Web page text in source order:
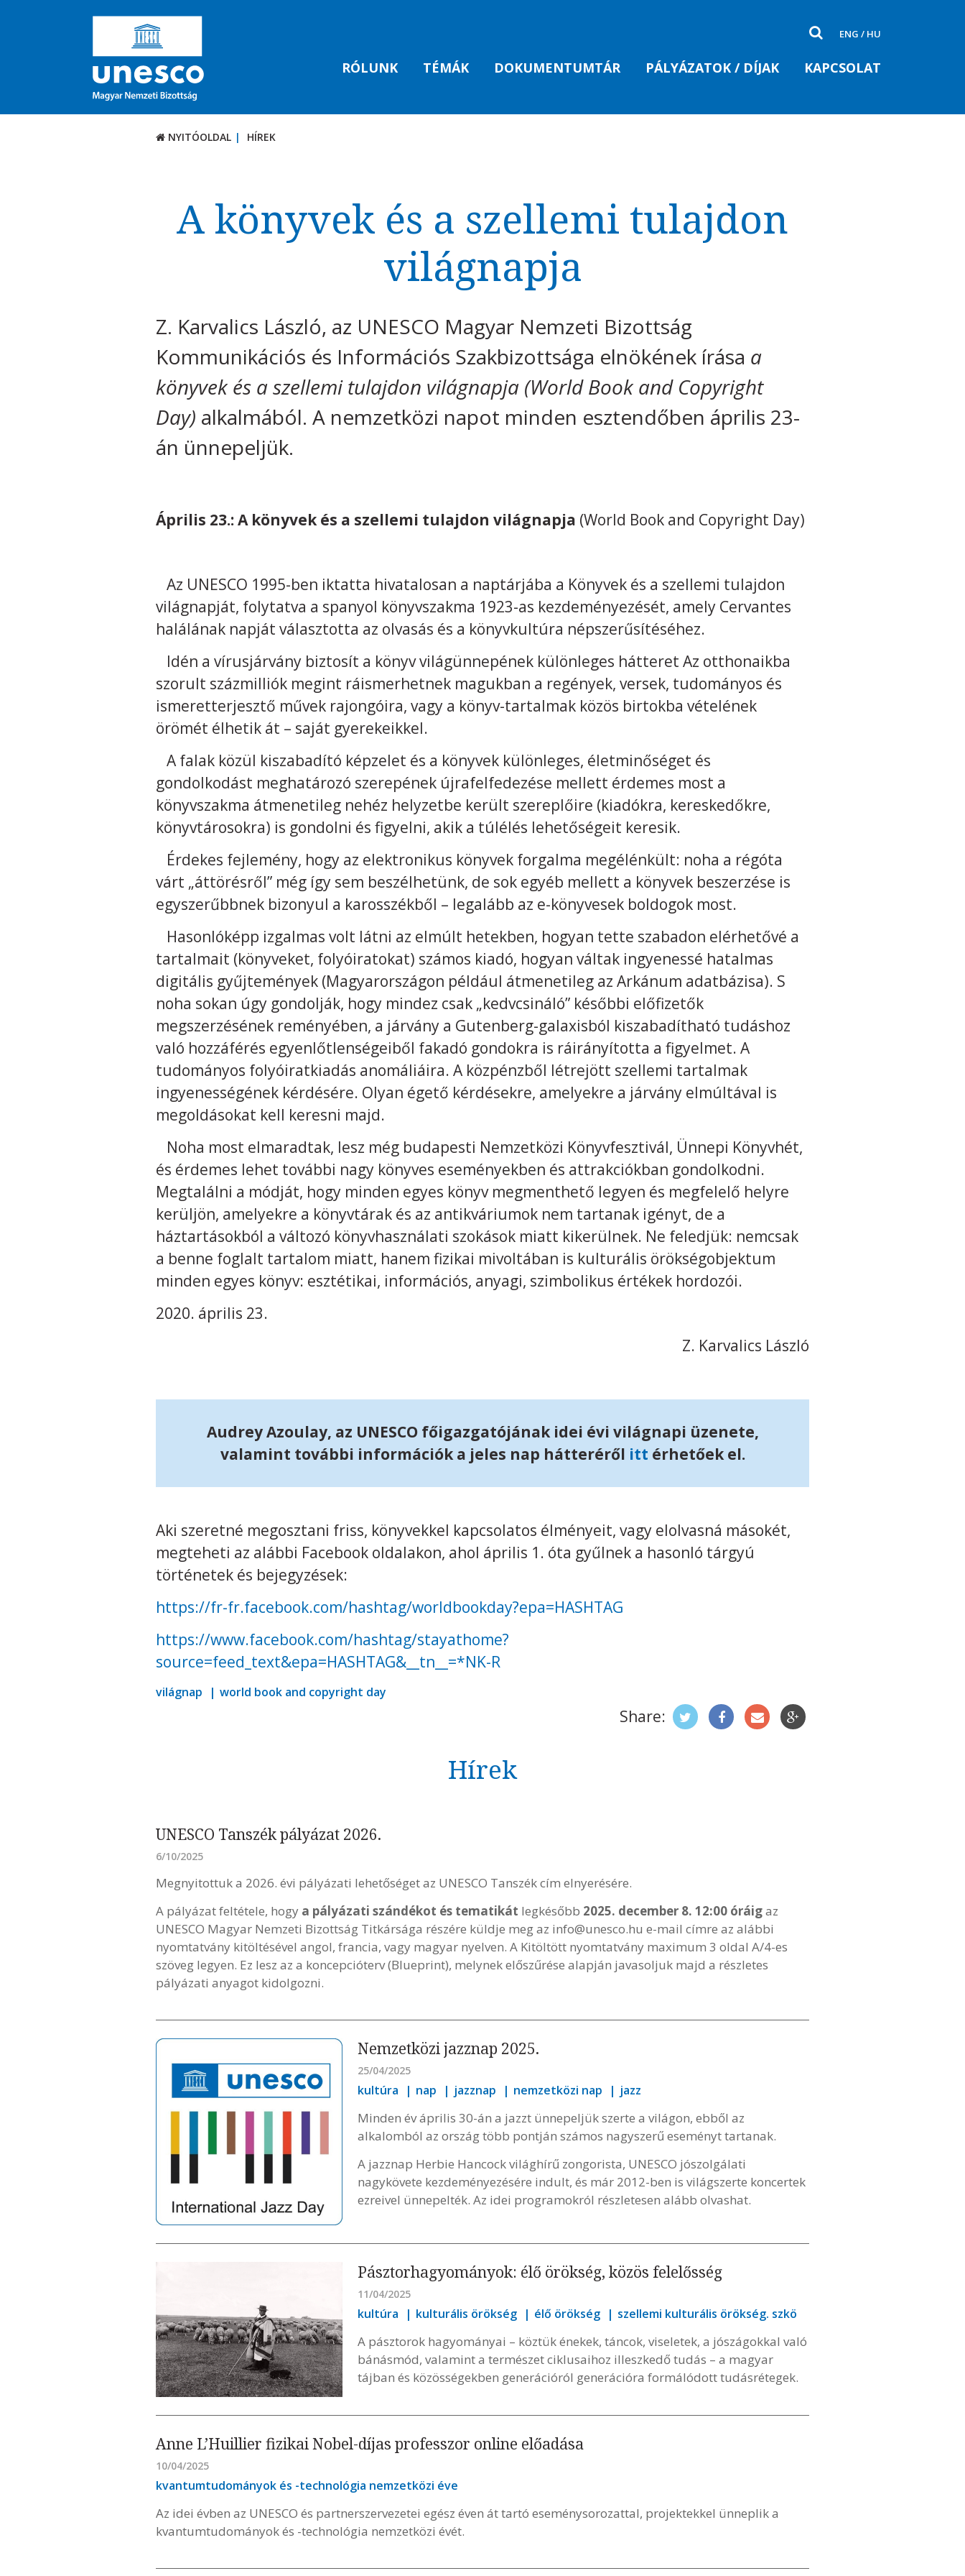
ENG / HU
RÓLUNK TÉMÁK DOKUMENTUMTÁR PÁLYÁZATOK / DÍJAK KAPCSOLAT
NYITÓOLDAL HÍREK
A könyvek és a szellemi tulajdon
világnapja
Z. Karvalics László, az UNESCO Magyar Nemzeti Bizottság
Kommunikációs és Információs Szakbizottsága elnökének írása a
könyvek és a szellemi tulajdon világnapja (World Book and Copyright
Day) alkalmából. A nemzetközi napot minden esztendőben április 23-
án ünnepeljük.
Április 23.: A könyvek és a szellemi tulajdon világnapja (World Book and Copyright Day)
Az UNESCO 1995-ben iktatta hivatalosan a naptárjába a Könyvek és a szellemi tulajdon
világnapját, folytatva a spanyol könyvszakma 1923-as kezdeményezését, amely Cervantes
halálának napját választotta az olvasás és a könyvkultúra népszerűsítéséhez.
Idén a vírusjárvány biztosít a könyv világünnepének különleges hátteret Az otthonaikba
szorult százmilliók megint ráismerhetnek magukban a regények, versek, tudományos és
ismeretterjesztő művek rajongóira, vagy a könyv-tartalmak közös birtokba vételének
örömét élhetik át – saját gyerekeikkel.
A falak közül kiszabadító képzelet és a könyvek különleges, életminőséget és
gondolkodást meghatározó szerepének újrafelfedezése mellett érdemes most a
könyvszakma átmenetileg nehéz helyzetbe került szereplőire (kiadókra, kereskedőkre,
könyvtárosokra) is gondolni és figyelni, akik a túlélés lehetőségeit keresik.
Érdekes fejlemény, hogy az elektronikus könyvek forgalma megélénkült: noha a régóta
várt „áttörésről” még így sem beszélhetünk, de sok egyéb mellett a könyvek beszerzése is
egyszerűbbnek bizonyul a karosszékből – legalább az e-könyvesek boldogok most.
Hasonlóképp izgalmas volt látni az elmúlt hetekben, hogyan tette szabadon elérhetővé a
tartalmait (könyveket, folyóiratokat) számos kiadó, hogyan váltak ingyenessé hatalmas
digitális gyűjtemények (Magyarországon például átmenetileg az Arkánum adatbázisa). S
noha sokan úgy gondolják, hogy mindez csak „kedvcsináló” későbbi előfizetők
megszerzésének reményében, a járvány a Gutenberg-galaxisból kiszabadítható tudáshoz
való hozzáférés egyenlőtlenségeiből fakadó gondokra is ráirányította a figyelmet. A
tudományos folyóiratkiadás anomáliáira. A közpénzből létrejött szellemi tartalmak
ingyenességének kérdésére. Olyan égető kérdésekre, amelyekre a járvány elmúltával is
megoldásokat kell keresni majd.
Noha most elmaradtak, lesz még budapesti Nemzetközi Könyvfesztivál, Ünnepi Könyvhét,
és érdemes lehet további nagy könyves eseményekben és attrakciókban gondolkodni.
Megtalálni a módját, hogy minden egyes könyv megmenthető legyen és megfelelő helyre
kerüljön, amelyekre a könyvtárak és az antikváriumok nem tartanak igényt, de a
háztartásokból a változó könyvhasználati szokások miatt kikerülnek. Ne feledjük: nemcsak
a benne foglalt tartalom miatt, hanem fizikai mivoltában is kulturális örökségobjektum
minden egyes könyv: esztétikai, információs, anyagi, szimbolikus értékek hordozói.
2020. április 23.
Z. Karvalics László
Audrey Azoulay, az UNESCO főigazgatójának idei évi világnapi üzenete,
valamint további információk a jeles nap hátteréről itt érhetőek el.
Aki szeretné megosztani friss, könyvekkel kapcsolatos élményeit, vagy elolvasná másokét,
megteheti az alábbi Facebook oldalakon, ahol április 1. óta gyűlnek a hasonló tárgyú
történetek és bejegyzések:
https://fr-fr.facebook.com/hashtag/worldbookday?epa=HASHTAG
https://www.facebook.com/hashtag/stayathome?
source=feed_text&epa=HASHTAG&__tn__=*NK-R
világnap world book and copyright day
Share:
Hírek
UNESCO Tanszék pályázat 2026.
6/10/2025
Megnyitottuk a 2026. évi pályázati lehetőséget az UNESCO Tanszék cím elnyerésére.
A pályázat feltétele, hogy a pályázati szándékot és tematikát legkésőbb 2025. december 8. 12:00 óráigaz
UNESCO Magyar Nemzeti Bizottság Titkársága részére küldje meg az info@unesco.hu e-mail címre az alábbi
nyomtatvány kitöltésével angol, francia, vagy magyar nyelven. A Kitöltött nyomtatvány maximum 3 oldal A/4-es
szöveg legyen. Ez lesz az a koncepcióterv (Blueprint), melynek előszűrése alapján javasoljuk majd a részletes
pályázati anyagot kidolgozni.
Nemzetközi jazznap 2025.
25/04/2025
kultúra nap jazznap nemzetközi nap jazz
Minden év április 30-án a jazzt ünnepeljük szerte a világon, ebből az
alkalomból az ország több pontján számos nagyszerű eseményt tartanak.
A jazznap Herbie Hancock világhírű zongorista, UNESCO jószolgálati
nagykövete kezdeményezésére indult, és már 2012-ben is világszerte koncertek
ezreivel ünnepelték. Az idei programokról részletesen alább olvashat.
Pásztorhagyományok: élő örökség, közös felelősség
11/04/2025
kultúra kulturális örökség élő örökség szellemi kulturális örökség. szkö
A pásztorok hagyományai – köztük énekek, táncok, viseletek, a jószágokkal való
bánásmód, valamint a természet ciklusaihoz illeszkedő tudás – a magyar
tájban és közösségekben generációról generációra formálódott tudásrétegek.
Anne L’Huillier fizikai Nobel-díjas professzor online előadása
10/04/2025
kvantumtudományok és -technológia nemzetközi éve
Az idei évben az UNESCO és partnerszervezetei egész éven át tartó eseménysorozattal, projektekkel ünneplik a
kvantumtudományok és -technológia nemzetközi évét.